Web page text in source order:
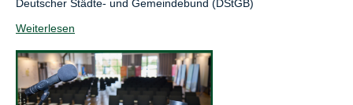
Deutscher Städte- und Gemeindebund (DStGB)
Weiterlesen